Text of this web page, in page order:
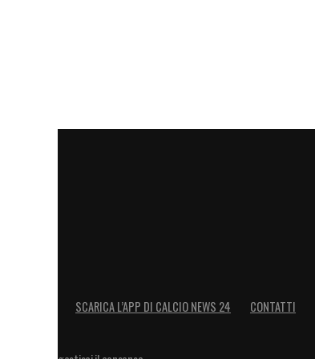
SCARICA L’APP DI CALCIO NEWS 24 CONTATTI